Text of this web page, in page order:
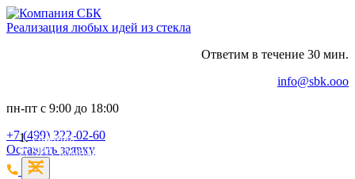
Реализация любых идей из стекла
Ответим в течение 30 мин.
info@sbk.ooo
пн-пт с 9:00 до 18:00
+7 (499) 322-02-60
Оставить заявку
Главная
SPA-комплексы